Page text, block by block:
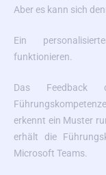
Aber es kann sich
Ein
funktionieren.
Das
erkennt ein Muster
erhält die
Microsoft Teams.